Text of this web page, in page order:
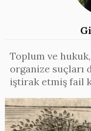
Toplum ve
organize suçları
iştirak etmiş fail